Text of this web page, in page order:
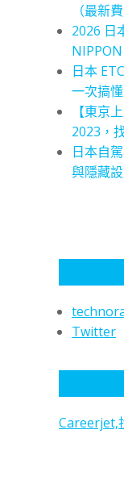
（最新
2026 日
日本
一次搞懂
【東京
2023，
日本自
與隱藏
Twitter
Careerjet,